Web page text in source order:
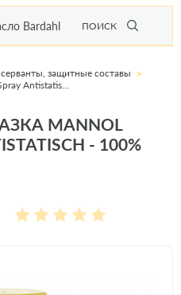
ПОИСК
защитные составы
MANNOL
- 100%